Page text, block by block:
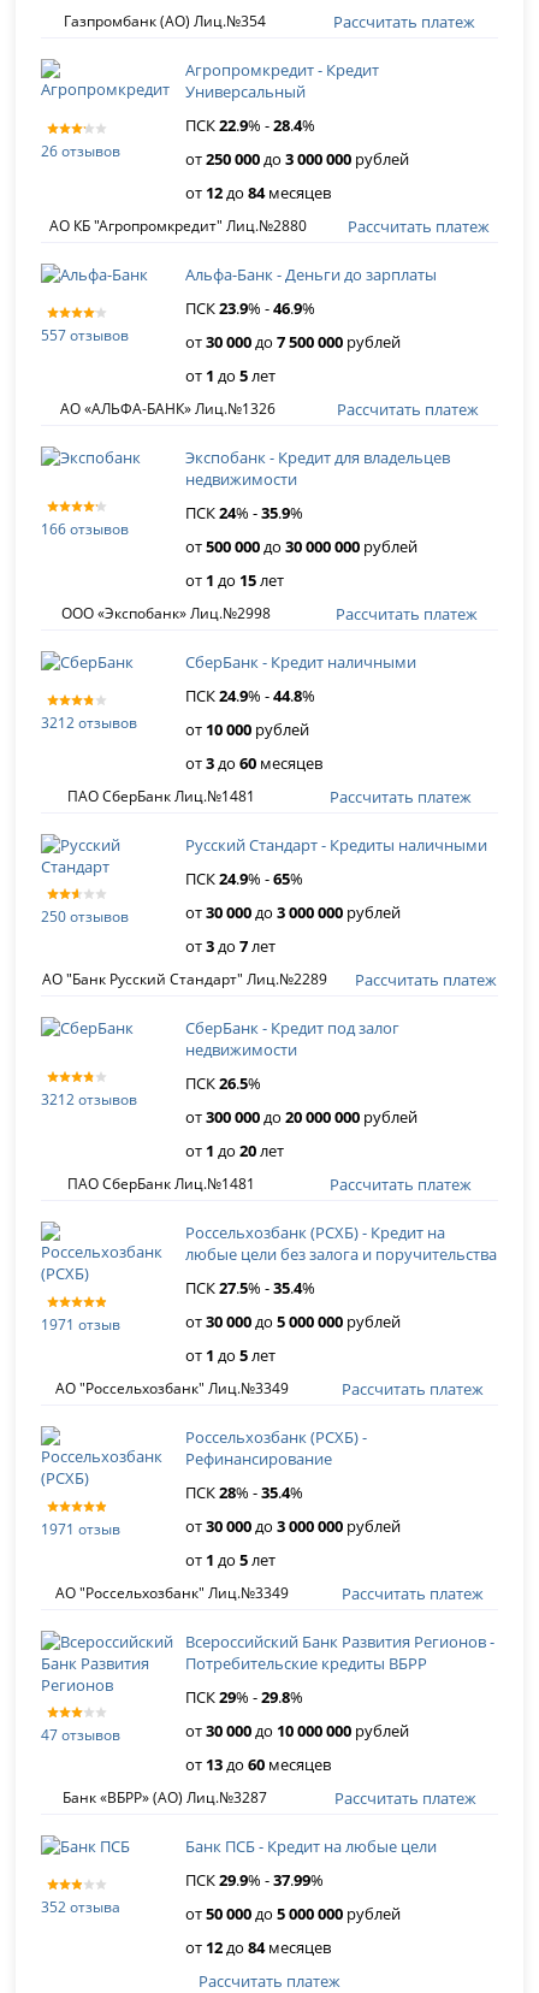
Газпромбанк (АО) Лиц.№354 Рассчитать платеж
26 отзывов
Агропромкредит - Кредит
Универсальный
ПСК22.9% -28.4%
от250 000до3 000 000 рублей
от 12до84месяцев
АО КБ "Агропромкредит" Лиц.№2880 Рассчитать платеж
557 отзывов
Альфа-Банк - Деньги до зарплаты
ПСК23.9% -46.9%
от30 000до7 500 000 рублей
от 1 до5лет
АО «АЛЬФА-БАНК» Лиц.№1326 Рассчитать платеж
166 отзывов
Экспобанк - Кредит для владельцев
недвижимости
ПСК24% -35.9%
от500 000до30 000 000 рублей
от 1 до 15лет
ООО «Экспобанк» Лиц.№2998 Рассчитать платеж
3212 отзывов
СберБанк - Кредит наличными
ПСК24.9% -44.8%
от 10 000 рублей
от3до60 месяцев
ПАО СберБанк Лиц.№1481 Рассчитать платеж
250 отзывов
Русский Стандарт - Кредиты наличными
ПСК24.9% -65%
от30 000до3 000 000 рублей
от3до7лет
АО "Банк Русский Стандарт" Лиц.№2289 Рассчитать платеж
3212 отзывов
СберБанк - Кредит под залог
недвижимости
ПСК26.5%
от300 000до20 000 000 рублей
от 1 до20лет
ПАО СберБанк Лиц.№1481 Рассчитать платеж
1971 отзыв
Россельхозбанк (РСХБ) - Кредит на
любые цели без залога и поручительства
ПСК27.5% -35.4%
от30 000до5 000 000 рублей
от 1 до5лет
АО "Россельхозбанк" Лиц.№3349 Рассчитать платеж
1971 отзыв
Россельхозбанк (РСХБ) -
Рефинансирование
ПСК28% -35.4%
от30 000до3 000 000 рублей
от 1 до5лет
АО "Россельхозбанк" Лиц.№3349 Рассчитать платеж
47 отзывов
Всероссийский Банк Развития Регионов -
Потребительские кредиты ВБРР
ПСК29% -29.8%
от30 000до 10 000 000 рублей
от 13до60 месяцев
Банк «ВБРР» (АО) Лиц.№3287 Рассчитать платеж
352 отзыва
Банк ПСБ - Кредит на любые цели
ПСК29.9% -37.99%
от50 000до5 000 000 рублей
от 12до84месяцев
Рассчитать платеж